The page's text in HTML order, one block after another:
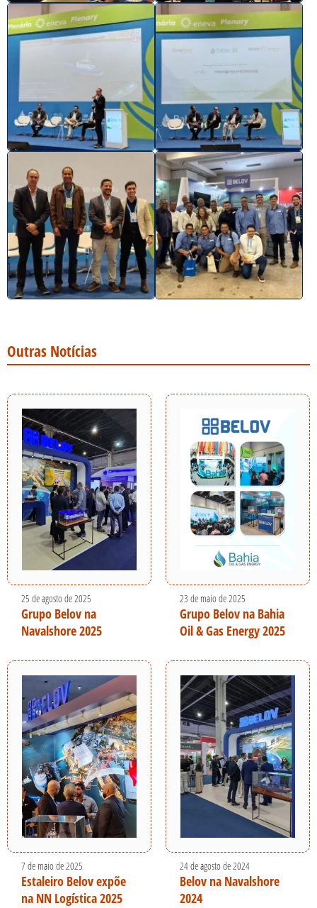
Outras Notícias
25 de agosto de 2025
Grupo Belov na
Navalshore 2025
23 de maio de 2025
Grupo Belov na Bahia
Oil & Gas Energy 2025
7 de maio de 2025
Estaleiro Belov expõe
na NN Logística 2025
24 de agosto de 2024
Belov na Navalshore
2024